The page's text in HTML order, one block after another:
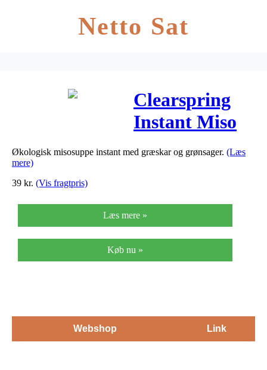
Netto Sat
Clearspring
Instant Miso
Suppe
– 60 G
Økologisk misosuppe instant med græskar og grønsager. (Læs
mere)
39 kr. (Vis fragtpris)
Læs mere »
Køb nu »
Webshop Link